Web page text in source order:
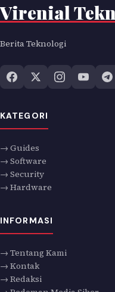
Virenial
Berita Teknologi
KATEGORI
→ Guides
→ Software
→ Security
→ Hardware
INFORMASI
→ Tentang Kami
→ Kontak
→ Redaksi